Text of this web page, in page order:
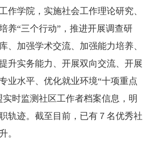
作学院，实施社会工作理论研究、
养“三个行动”，推进开展调查研
、加强学术交流、加强能力培养、
升实务能力、开展双向交流、开展
业水平、优化就业环境“十项重点
实时监测社区工作者档案信息，明
轨迹。截至目前，已有７名优秀社
。